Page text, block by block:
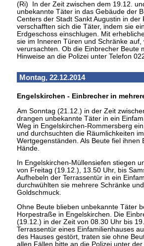
(Ri) In der Zeit zwischen dem 19.12.
unbekannte Täter in das Gebäude der
Centers der Stadt Sankt Augustin in der
verschafften sich die Täter, indem sie
Erdgeschoss einschlugen. Mit
sie im Inneren Türen und Schränke
verursachten. Ob die Einbrecher Beute
Hinweise an die Polizei unter Telefon
Montag, 22.12.2014
Engelskirchen - Einbrecher in
Am Sonntag (21.12.) in der Zeit
drangen unbekannte Täter in ein
Weg in Engelskirchen-Rommersberg
und durchsuchten die Räumlichkeiten
Wertgegenständen. Als Beute fiel ihnen
Hände.
In Engelskirchen-Müllensiefen stiegen
von Freitag (19.12.), 13.50 Uhr, bis
Aufhebeln der Terrassentür in ein
durchwühlten sie mehrere Schränke
Goldschmuck.
Ohne Beute blieben unbekannte Täter
Horpestraße in Engelskirchen. Die
(19.12.) in der Zeit von 08.30 Uhr bis
Terrassentür eines Einfamilienhauses
des Hauses gestört, traten sie ohne
allen Fällen bitte an die Polizei unter